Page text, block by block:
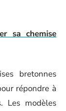
sa chemise
bretonnes
répondre à
Les modèles